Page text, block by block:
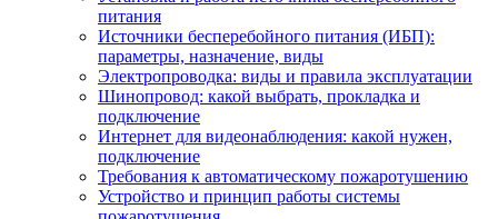
питания
Источники бесперебойного питания (ИБП):
параметры, назначение, виды
Электропроводка: виды и правила эксплуатации
Шинопровод: какой выбрать, прокладка и
подключение
Интернет для видеонаблюдения: какой нужен,
подключение
Требования к автоматическому пожаротушению
Устройство и принцип работы системы